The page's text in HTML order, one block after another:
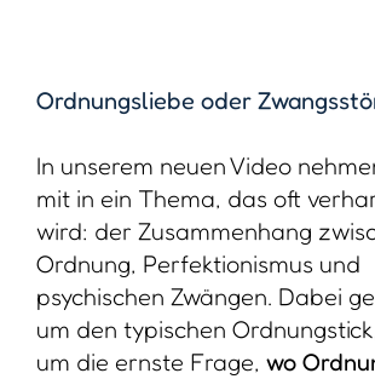
Ordnungsliebe oder
In unserem neuen Video
mit in ein Thema, das oft
wird: der Zusammenhang
Ordnung, Perfektionismus und
psychischen Zwängen. Dabei
um den typischen
um die ernste Frage, wo